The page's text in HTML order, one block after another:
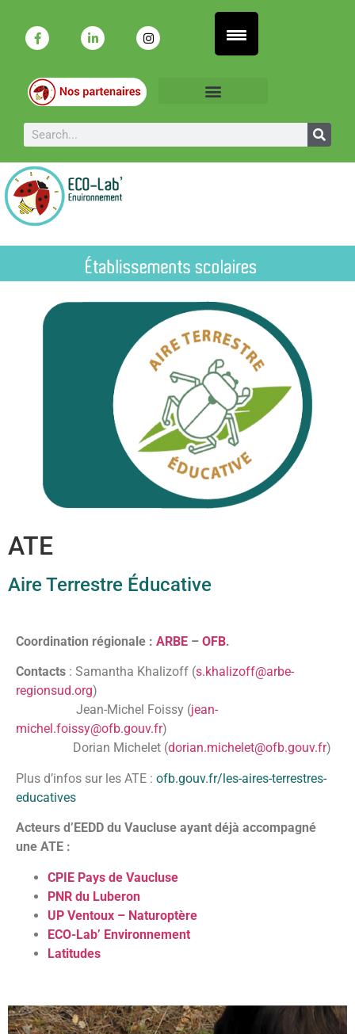
ATE
Aire Terrestre Éducative
Coordination régionale : ARBE – OFB.
Contacts : Samantha Khalizoff (s.khalizoff@arbe-
regionsud.org)
Jean-Michel Foissy (jean-
michel.foissy@ofb.gouv.fr)
Dorian Michelet (dorian.michelet@ofb.gouv.fr)
Plus d’infos sur les ATE : ofb.gouv.fr/les-aires-terrestres-
educatives
Acteurs d’EEDD du Vaucluse ayant déjà accompagné
une ATE :
CPIE Pays de Vaucluse
PNR du Luberon
UP Ventoux – Naturoptère
ECO-Lab’ Environnement
Latitudes